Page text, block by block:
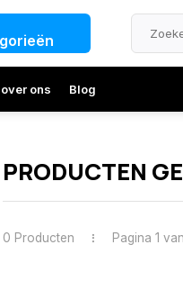
ons Blog
PRODUCTEN
0 Producten Pagina 1